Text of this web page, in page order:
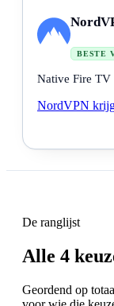
BESTE
Native Fire TV
NordVPN
De ranglijst
Alle 4
Geordend op